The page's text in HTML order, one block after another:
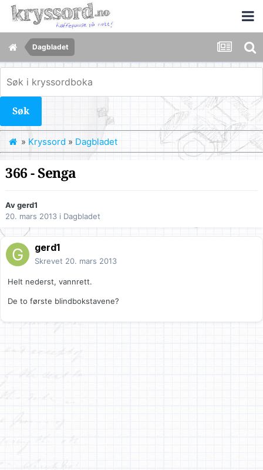
Dagbladet
Søk
» Kryssord » Dagbladet
366 - Senga
Avgerd1
20. mars 2013 i Dagbladet
gerd1
Skrevet 20. mars 2013
Helt nederst, vannrett.
De to første blindbokstavene?